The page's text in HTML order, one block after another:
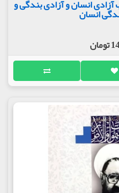
انسان و آزادی بندگی و
انسان